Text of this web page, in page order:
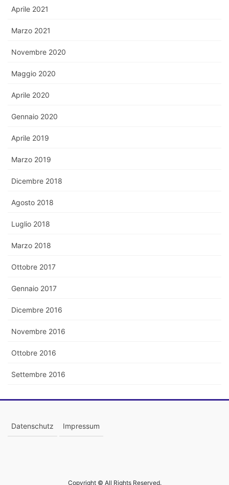
Aprile 2021
Marzo 2021
Novembre 2020
Maggio 2020
Aprile 2020
Gennaio 2020
Aprile 2019
Marzo 2019
Dicembre 2018
Agosto 2018
Luglio 2018
Marzo 2018
Ottobre 2017
Gennaio 2017
Dicembre 2016
Novembre 2016
Ottobre 2016
Settembre 2016
Datenschutz Impressum
Copyright © All Rights Reserved.